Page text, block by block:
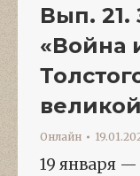
Вып.
«Война
Онлайн
19 января